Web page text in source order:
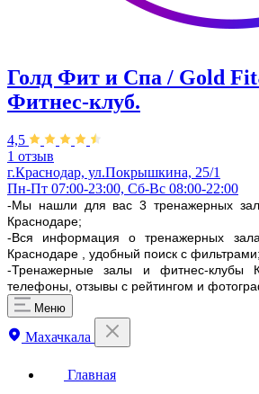
Голд Фит и Спа / Gold
Фитнес-клуб.
4,5
1 отзыв
г.Краснодар, ул.Покрышкина, 25/1
Пн-Пт 07:00-23:00, Сб-Вс 08:00-22:00
-Мы нашли для вас 3 тренажерных
Краснодаре;
-Вся информация о тренажерных
Краснодаре , удобный поиск с фильтрами;
-Тренажерные залы и фитнес-клубы
телефоны, отзывы с рейтингом и
Меню
Махачкала
Главная